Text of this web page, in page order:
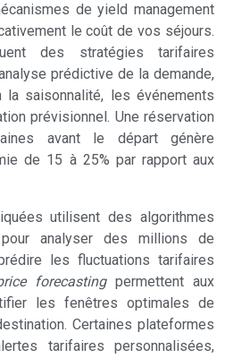
de yield management
le coût de vos séjours.
des stratégies tarifaires
prédictive de la demande,
saisonnalité, les événements
prévisionnel. Une réservation
avant le départ génère
de 15 à 25% par rapport aux
utilisent des algorithmes
pour analyser des millions de
les fluctuations tarifaires
forecasting permettent aux
les fenêtres optimales de
Certaines plateformes
tarifaires personnalisées,